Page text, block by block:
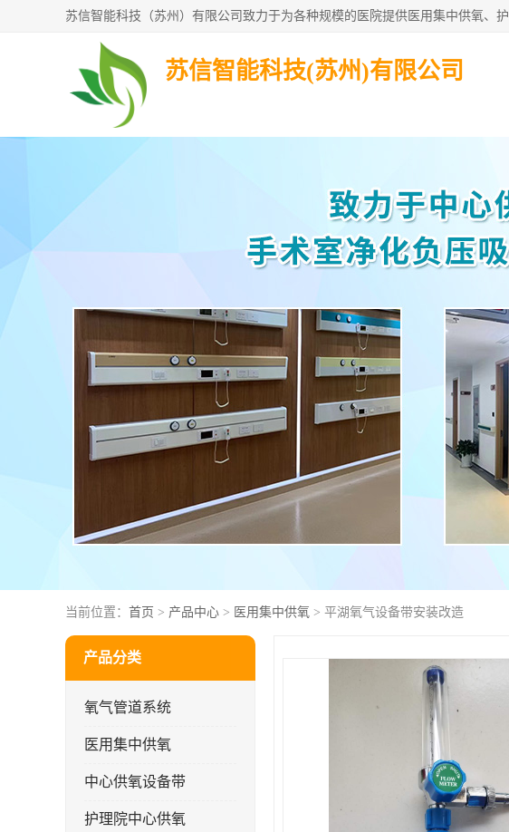
苏信智能科技(苏州)有限公司
当前位置： 首页 > 产品中心 > 医用集中供氧 > 平湖氧气设备带安装改造
产品分类
氧气管道系统
医用集中供氧
中心供氧设备带
护理院中心供氧